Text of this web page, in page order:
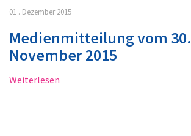
01 . Dezember 2015
Medienmitteilung vom 30.
November 2015
Weiterlesen